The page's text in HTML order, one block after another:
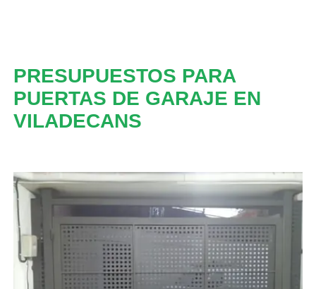
PRESUPUESTOS PARA
PUERTAS DE GARAJE EN
VILADECANS